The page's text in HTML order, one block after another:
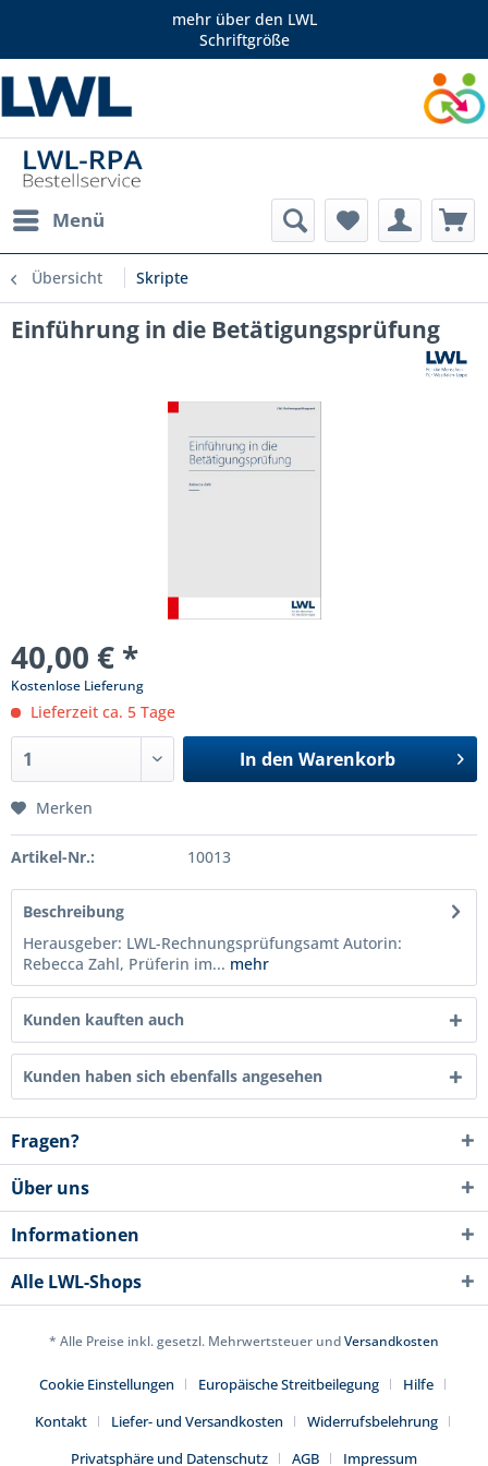
mehr über den LWL
Schriftgröße
Menü
Übersicht Skripte
Einführung in die Betätigungsprüfung
40,00 € *
Kostenlose Lieferung
Lieferzeit ca. 5 Tage
In den Warenkorb
Merken
Artikel-Nr.: 10013
Beschreibung
Herausgeber: LWL-Rechnungsprüfungsamt Autorin:
Rebecca Zahl, Prüferin im... mehr
Kunden kauften auch
Kunden haben sich ebenfalls angesehen
Fragen?
Über uns
Informationen
Alle LWL-Shops
* Alle Preise inkl. gesetzl. Mehrwertsteuer undVersandkosten
Cookie Einstellungen Europäische Streitbeilegung
Hilfe
Kontakt
Liefer- und Versandkosten
Widerrufsbelehrung
Privatsphäre und Datenschutz
AGB Impressum